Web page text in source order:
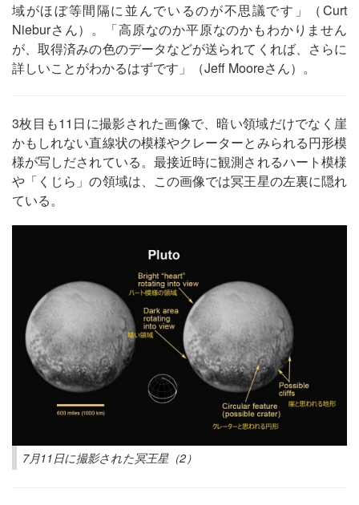
域がほぼ等間隔に並んでいるのが不思議です」（Curt
Nieburさん）。「高原なのか平原なのかもわかりません
が、取得済みの色のデータなどが送られてくれば、さらに
詳しいことがわかるはずです」（Jeff Mooreさん）。
3枚目も11日に撮影された画像で、暗い領域だけでなく崖
かもしれない直線状の模様やクレーターとみられる円形模
様が写しだされている。最接近時に観測されるハート模様
や「くじら」の領域は、この画像では冥王星の左裏に隠れ
ている。
7月11日に撮影された冥王星（2）